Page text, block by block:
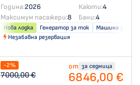
Година:2026 Каюти:4
Максимум пасажери:8 Бани:4
Нова лодка Генератор за ток
Машина за
Незабавна резервация
-2%
7000,00 €
от за седмица
6846,00 €